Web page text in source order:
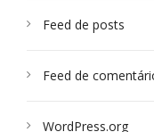
Feed de posts
Feed de
WordPress.org